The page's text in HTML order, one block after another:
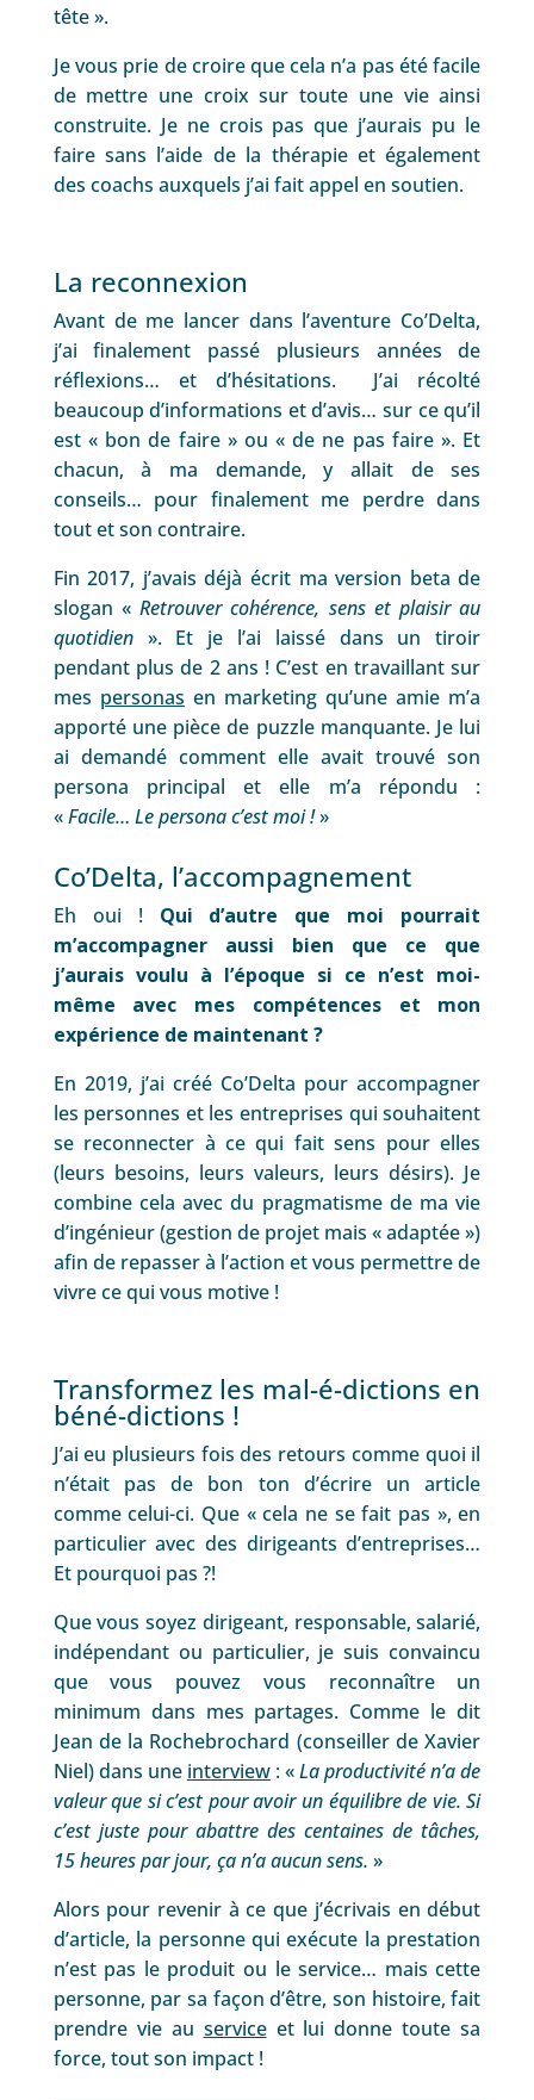
tête ».
Je vous prie de croire que cela n’a pas été facile
de mettre une croix sur toute une vie ainsi
construite. Je ne crois pas que j’aurais pu le
faire sans l’aide de la thérapie et également
des coachs auxquels j’ai fait appel en soutien.
La reconnexion
Avant de me lancer dans l’aventure Co’Delta,
j’ai finalement passé plusieurs années de
réflexions… et d’hésitations. J’ai récolté
beaucoup d’informations et d’avis… sur ce qu’il
est « bon de faire » ou « de ne pas faire ». Et
chacun, à ma demande, y allait de ses
conseils… pour finalement me perdre dans
tout et son contraire.
Fin 2017, j’avais déjà écrit ma version beta de
slogan «Retrouver cohérence, sens et plaisir au
quotidien». Et je l’ai laissé dans un tiroir
pendant plus de 2 ans ! C’est en travaillant sur
mes personas en marketing qu’une amie m’a
apporté une pièce de puzzle manquante. Je lui
ai demandé comment elle avait trouvé son
persona principal et elle m’a répondu :
«Facile… Le persona c’est moi !»
Co’Delta, l’accompagnement
Eh oui ! Qui d’autre que moi pourrait
m’accompagner aussi bien que ce que
j’aurais voulu à l’époque si ce n’est moi-
même avec mes compétences et mon
expérience de maintenant ?
En 2019, j’ai créé Co’Delta pour accompagner
les personnes et les entreprises qui souhaitent
se reconnecter à ce qui fait sens pour elles
(leurs besoins, leurs valeurs, leurs désirs). Je
combine cela avec du pragmatisme de ma vie
d’ingénieur (gestion de projet mais « adaptée »)
afin de repasser à l’action et vous permettre de
vivre ce qui vous motive !
Transformez les mal-é-dictions en
béné-dictions !
J’ai eu plusieurs fois des retours comme quoi il
n’était pas de bon ton d’écrire un article
comme celui-ci. Que « cela ne se fait pas », en
particulier avec des dirigeants d’entreprises…
Et pourquoi pas ?!
Que vous soyez dirigeant, responsable, salarié,
indépendant ou particulier, je suis convaincu
que vous pouvez vous reconnaître un
minimum dans mes partages. Comme le dit
Jean de la Rochebrochard (conseiller de Xavier
Niel) dans une interview: «La productivité n’a de
valeur que si c’est pour avoir un équilibre de vie. Si
c’est juste pour abattre des centaines de tâches,
15 heures par jour, ça n’a aucun sens. »
Alors pour revenir à ce que j’écrivais en début
d’article, la personne qui exécute la prestation
n’est pas le produit ou le service… mais cette
personne, par sa façon d’être, son histoire, fait
prendre vie au serviceet lui donne toute sa
force, tout son impact !